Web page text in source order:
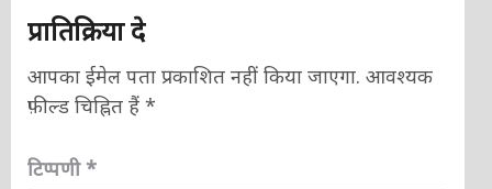
प्रातिक्रिया दे
आपका ईमेल पता प्रकाशित नहीं किया जाएगा. आवश्यक
फ़ील्ड चिह्नित हैं *
टिप्पणी*